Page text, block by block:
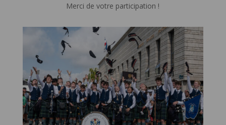
Merci de votre participation !